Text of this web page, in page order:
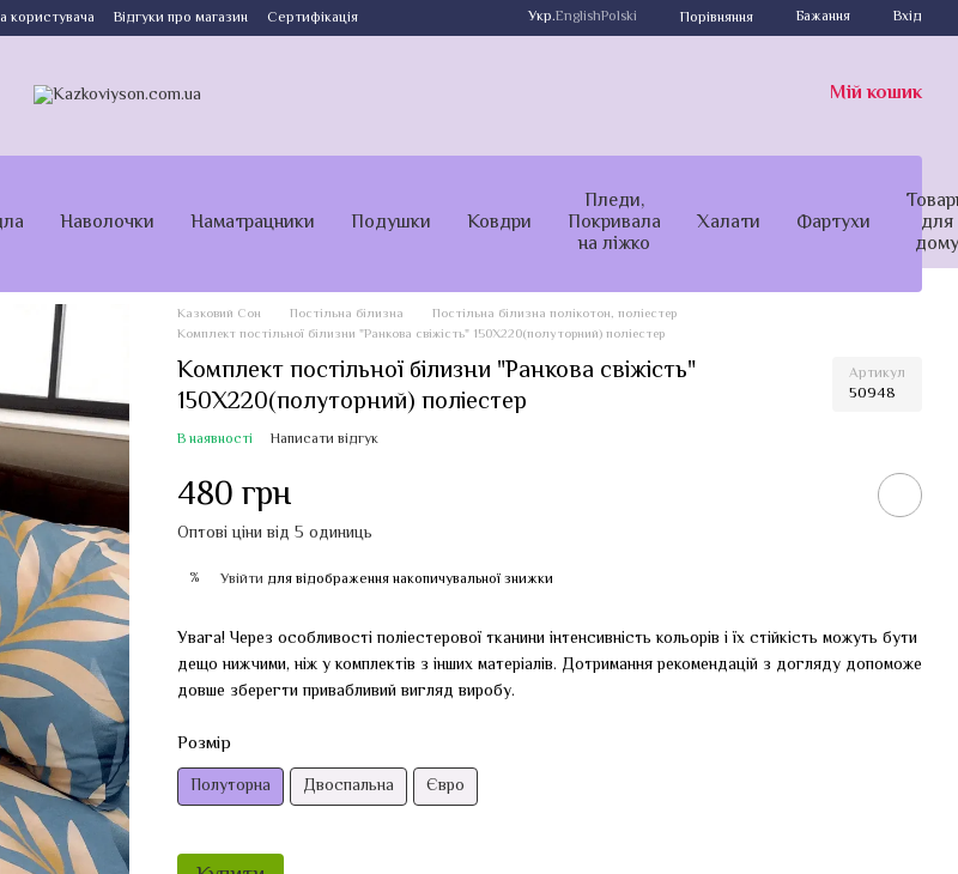
користувача Відгуки про магазин Сертифікація Укр.EnglishPolski Порівняння Бажання Вхід
Мій кошик
Наволочки Наматрацники Подушки Ковдри
Пледи,
Покривала
на ліжко
Халати Фартухи для
дому
Казковий Сон Постільна білизна
Постільна білизна полікотон, поліестер
Комплект постільної білизни "Ранкова свіжість" 150Х220(полуторний) поліестер
Комплект постільної білизни "Ранкова свіжість"
150Х220(полуторний) поліестер
Артикул
50948
В наявності Написати відгук
480 грн
Оптові ціни від 5 одиниць
% Увійти для відображення накопичувальної знижки
Увага! Через особливості поліестерової тканини інтенсивність кольорів і їх стійкість можуть бути
дещо нижчими, ніж у комплектів з інших матеріалів. Дотримання рекомендацій з догляду допоможе
довше зберегти привабливий вигляд виробу.
Розмір
Полуторна Двоспальна Євро